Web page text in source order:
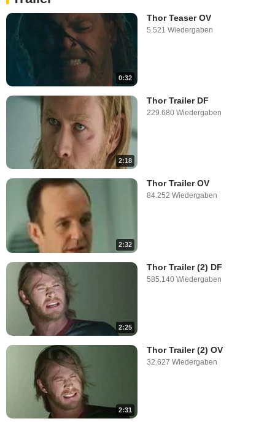
0:32
Thor Teaser OV
5.521 Wiedergaben
2:18
Thor Trailer DF
229.680 Wiedergaben
2:32
Thor Trailer OV
84.252 Wiedergaben
2:25
Thor Trailer (2) DF
585.140 Wiedergaben
2:31
Thor Trailer (2) OV
32.627 Wiedergaben